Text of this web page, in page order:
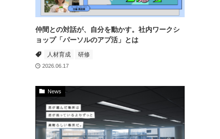
仲間との対話が、自分を動かす。社内ワークシ
ョップ「パーソルのアプ活」とは
人材育成 研修
2026.06.17
News